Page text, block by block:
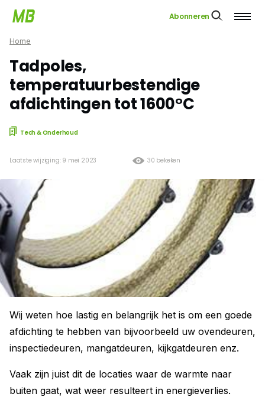
Abonneren
Home
Tadpoles,
temperatuurbestendige
afdichtingen tot 1600°C
Tech & Onderhoud
30 bekeken
Laatste wijziging: 9 mei 2023
Wij weten hoe lastig en belangrijk het is om een goede
afdichting te hebben van bijvoorbeeld uw ovendeuren,
inspectiedeuren, mangatdeuren, kijkgatdeuren enz.
Vaak zijn juist dit de locaties waar de warmte naar
buiten gaat, wat weer resulteert in energieverlies.